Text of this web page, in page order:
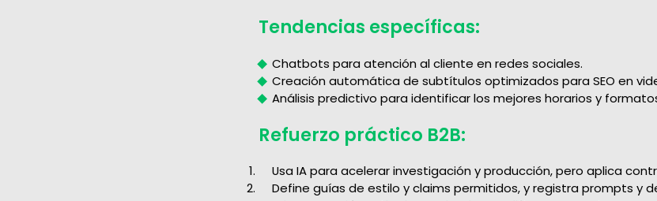
Tendencias específicas:
Chatbots para atención al cliente en redes sociales.
Creación automática de subtítulos optimizados para SEO en
Análisis predictivo para identificar los mejores horarios y
Refuerzo práctico B2B:
Usa IA para acelerar investigación y producción, pero aplica
Define guías de estilo y claims permitidos, y registra prompts y